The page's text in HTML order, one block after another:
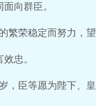
向群臣。
繁荣稳定而努力，
忠。
，臣等愿为陛下、